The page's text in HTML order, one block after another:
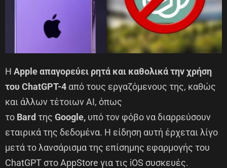
Η Appleαπαγορεύει ρητά και καθολικά την χρήση
του ChatGPT-4 από τους εργαζόμενους της, καθώς
και άλλων τέτοιων ΑΙ, όπως
το Bard της Google, υπό τον φόβο να διαρρεύσουν
εταιρικά της δεδομένα. Η είδηση αυτή έρχεται λίγο
μετά το λανσάρισμα της επίσημης εφαρμογής του
ChatGPT στο AppStore για τις iOS συσκευές.